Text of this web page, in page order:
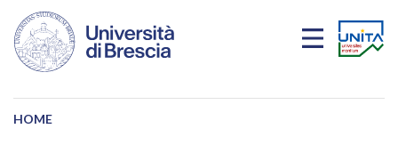
Salta al contenuto principale
HOME